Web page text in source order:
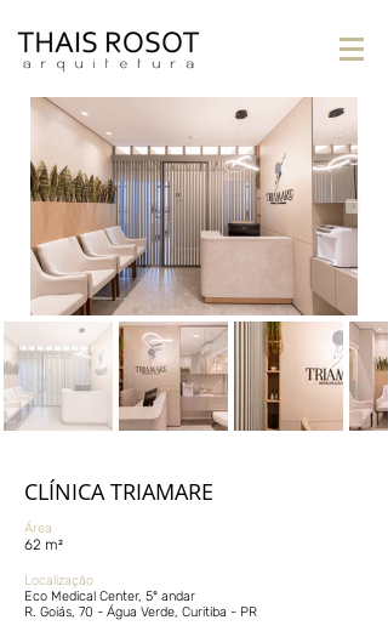
CLÍNICA TRIAMARE
Área
62 m²
Localização
Eco Medical Center, 5º andar
R. Goiás, 70 - Água Verde, Curitiba - PR